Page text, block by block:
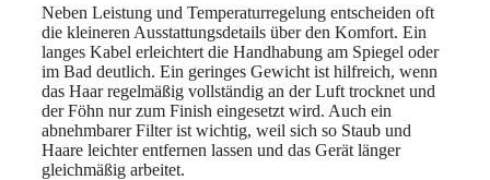
Neben Leistung und Temperaturregelung entscheiden oft
die kleineren Ausstattungsdetails über den Komfort. Ein
langes Kabel erleichtert die Handhabung am Spiegel oder
im Bad deutlich. Ein geringes Gewicht ist hilfreich, wenn
das Haar regelmäßig vollständig an der Luft trocknet und
der Föhn nur zum Finish eingesetzt wird. Auch ein
abnehmbarer Filter ist wichtig, weil sich so Staub und
Haare leichter entfernen lassen und das Gerät länger
gleichmäßig arbeitet.